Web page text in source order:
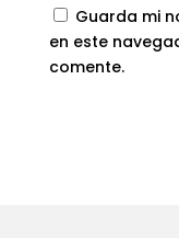
Guarda mi
en este
comente.